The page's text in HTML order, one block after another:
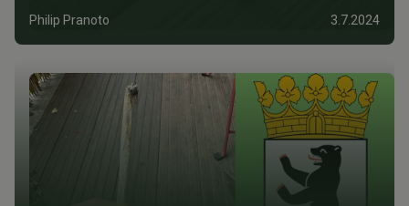
Philip Pranoto 3.7.2024